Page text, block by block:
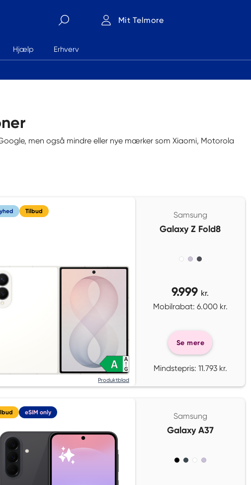
Mit Telmore
Søg
Hjælp Erhverv
men også mindre eller nye mærker som Xiaomi, Motorola
Tilbud
Produktblad
Samsung
Galaxy Z Fold8
9.999 kr.
Mobilrabat: 6.000 kr.
Se mere
Mindstepris: 11.793 kr.
eSIM only Samsung
Galaxy A37